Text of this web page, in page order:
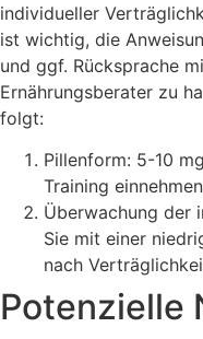
individueller
ist wichtig, die
und ggf. Rücksprache
Ernährungsberater zu
folgt:
Pillenform: 5-10
Training
Überwachung der
Sie mit einer
nach
Potenzielle